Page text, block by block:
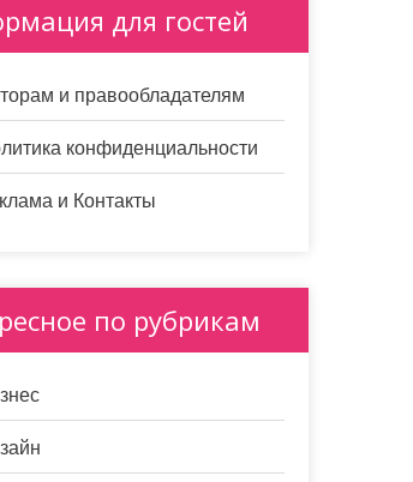
для гостей
и правообладателям
конфиденциальности
и Контакты
по рубрикам